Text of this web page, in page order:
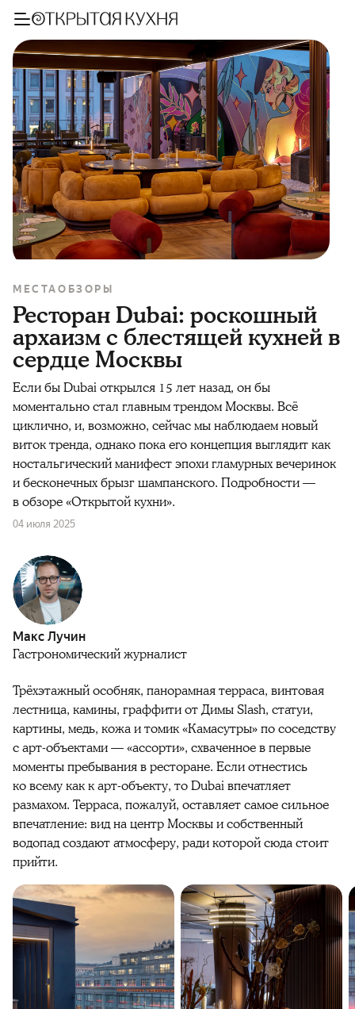
МЕСТА ОБЗОРЫ
Ресторан Dubai: роскошный
архаизм с блестящей кухней в
сердце Москвы
Если бы Dubai открылся 15 лет назад, он бы
моментально стал главным трендом Москвы. Всё
циклично, и, возможно, сейчас мы наблюдаем новый
виток тренда, однако пока его концепция выглядит как
ностальгический манифест эпохи гламурных вечеринок
и бесконечных брызг шампанского. Подробности —
в обзоре «Открытой кухни».
04 июля 2025
Макс Лучин
Гастрономический журналист
Трёхэтажный особняк, панорамная терраса, винтовая
лестница, камины, граффити от Димы Slash, статуи,
картины, медь, кожа и томик «Камасутры» по соседству
с арт-объектами — «ассорти», схваченное в первые
моменты пребывания в ресторане. Если отнестись
ко всему как к арт-объекту, то Dubai впечатляет
размахом. Терраса, пожалуй, оставляет самое сильное
впечатление: вид на центр Москвы и собственный
водопад создают атмосферу, ради которой сюда стоит
прийти.